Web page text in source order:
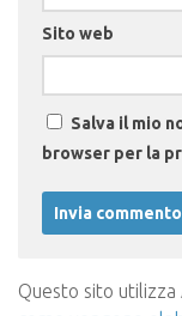
Sito web
Salva il mio
browser per la
Questo sito